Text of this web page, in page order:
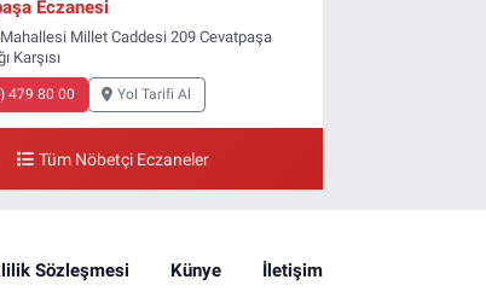
Eczanesi
Millet Caddesi 209 Cevatpaşa
Karşısı
479 80 00 Yol Tarifi Al
Tüm Nöbetçi Eczaneler
Sözleşmesi Künye İletişim